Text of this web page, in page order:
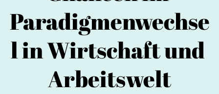
Paradigmenwechse
l in Wirtschaft und
Arbeitswelt